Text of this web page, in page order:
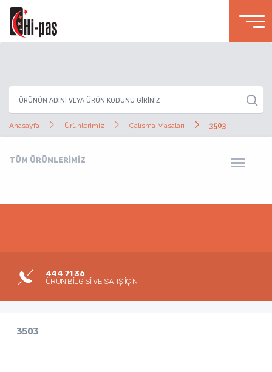
Anasayfa Ürünlerimiz Çalısma Masaları 3503
TÜM ÜRÜNLERİMİZ
444 71 36
ÜRÜN BİLGİSİ VE SATIŞ İÇİN
3503